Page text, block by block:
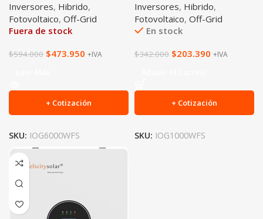
Inversores, Hibrido,
Fotovoltaico, Off-Grid
Fuera de stock
$594.000 $473.950 +IVA
+ Cotización
SKU: IOG6000WFS
Inversores, Hibrido,
Fotovoltaico, Off-Grid
En stock
$342.000 $203.390 +IVA
+ Cotización
SKU: IOG1000WFS